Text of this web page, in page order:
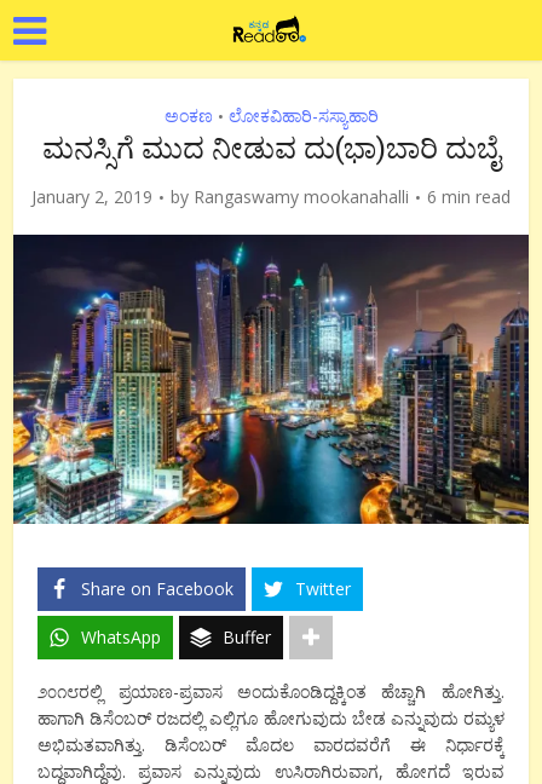
ಅಂಕಣ • ಲೋಕವಿಹಾರಿ-ಸಸ್ಯಾಹಾರಿ
ಮನಸ್ಸಿಗೆ ಮುದ ನೀಡುವ ದು(ಭಾ)ಬಾರಿ ದುಬೈ
January 2, 2019 by Rangaswamy mookanahalli 6 min read
Share on Facebook Twitter
WhatsApp Buffer
೨೦೧೮ರಲ್ಲಿ ಪ್ರಯಾಣ-ಪ್ರವಾಸ ಅಂದುಕೊಂಡಿದ್ದಕ್ಕಿಂತ ಹೆಚ್ಚಾಗಿ ಹೋಗಿತ್ತು.
ಹಾಗಾಗಿ ಡಿಸೆಂಬರ್ ರಜದಲ್ಲಿ ಎಲ್ಲಿಗೂ ಹೋಗುವುದು ಬೇಡ ಎನ್ನುವುದು ರಮ್ಯಳ
ಅಭಿಮತವಾಗಿತ್ತು. ಡಿಸೆಂಬರ್ ಮೊದಲ ವಾರದವರೆಗೆ ಈ ನಿರ್ಧಾರಕ್ಕೆ
ಬದ್ದವಾಗಿದ್ದೆವು. ಪ್ರವಾಸ ಎನ್ನುವುದು ಉಸಿರಾಗಿರುವಾಗ, ಹೋಗದೆ ಇರುವ